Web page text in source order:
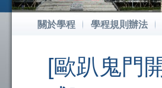
關於學程 學程規則辦法
[歐趴鬼門